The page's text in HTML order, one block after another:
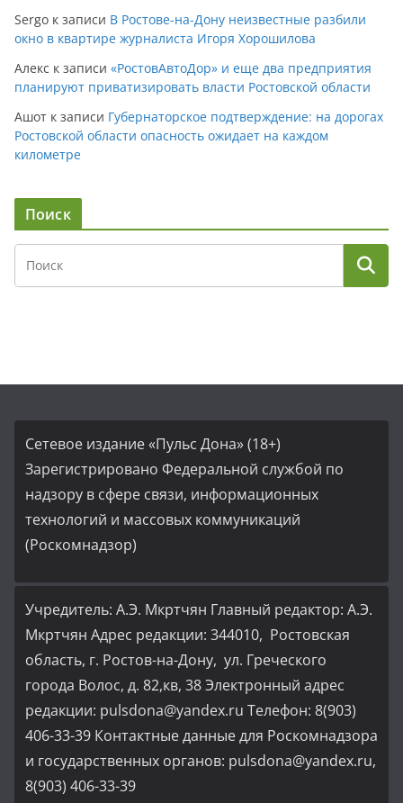
Sergo к записи В Ростове-на-Дону неизвестные разбили
окно в квартире журналиста Игоря Хорошилова
Алекс к записи «РостовАвтоДор» и еще два предприятия
планируют приватизировать власти Ростовской области
Ашот к записи Губернаторское подтверждение: на дорогах
Ростовской области опасность ожидает на каждом
километре
Поиск
Сетевое издание «Пульс Дона» (18+)
Зарегистрировано Федеральной службой по
надзору в сфере связи, информационных
технологий и массовых коммуникаций
(Роскомнадзор)
Учредитель: А.Э. Мкртчян Главный редактор: А.Э.
Мкртчян Адрес редакции: 344010, Ростовская
область, г. Ростов-на-Дону, ул. Греческого
города Волос, д. 82,кв, 38 Электронный адрес
редакции: pulsdona@yandex.ru Телефон: 8(903)
406-33-39 Контактные данные для Роскомнадзора
и государственных органов: pulsdona@yandex.ru,
8(903) 406-33-39